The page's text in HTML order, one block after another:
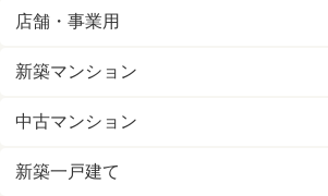
店舗・事業用
新築マンション
中古マンション
新築一戸建て